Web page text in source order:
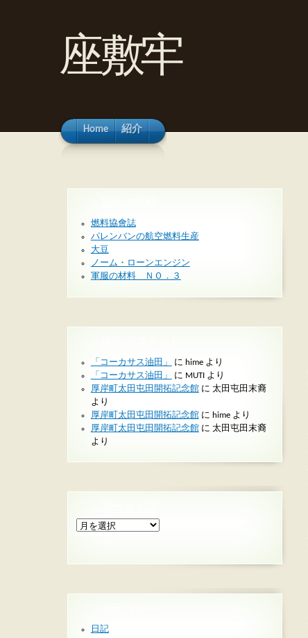
座敷牢
Home 紹介
燃料協會誌
パレンバンの航空燃料生産
大豆
ノーム・ローンエンジン
軍服の材料 ＮＯ．３
「コーカサス油田」 に himeより
「コーカサス油田」
に MUTIより
厚岸町太田屯田開拓記念館に 太田屯田末裔
より
厚岸町太田屯田開拓記念館に himeより
厚岸町太田屯田開拓記念館に 太田屯田末裔
より
ア
日記